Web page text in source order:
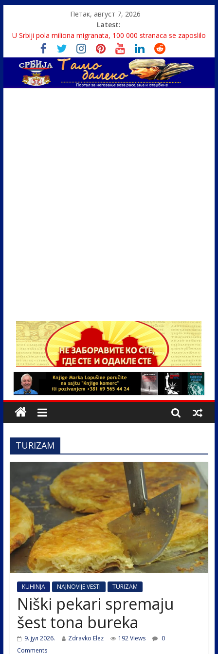
Петак, август 7, 2026
Latest:
Politika i seks glavne teme srpskih medija
U Srbiji pola miliona migranata, 100 000 stranaca se zaposlilo
Како је „Господар књига“ проглашен народним
непријатељем
Čije je pravo na istinu o Nikoli Tesli?
Srbin zaspao na Dunavu, reka ga odnela u Rumuniju
TURIZAM
KUHINJA NAJNOVIJE VESTI TURIZAM
Niški pekari spremaju
šest tona bureka
9. јул 2026. Zdravko Elez 192 Views
0
Comments